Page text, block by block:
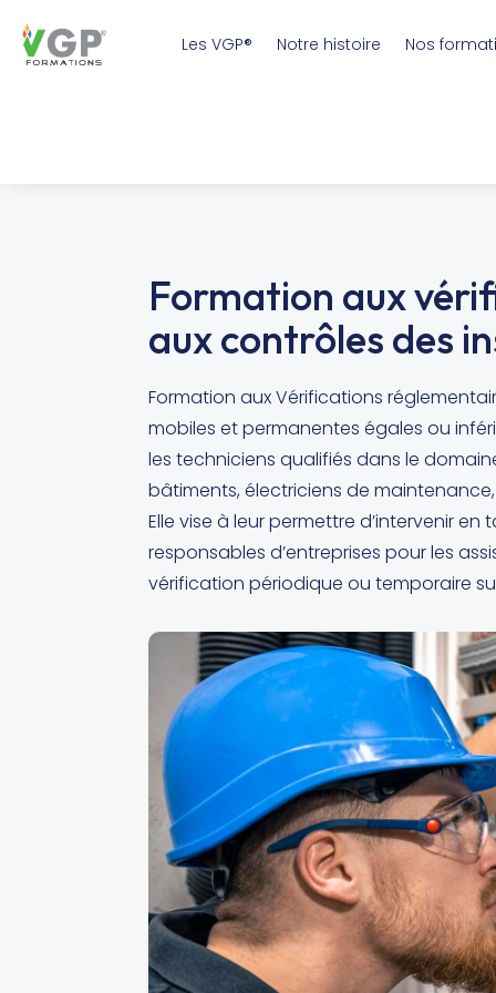
Les VGP® Notre histoire Nos
Formation aux
auxcontrôles des i
Formation aux Vérifications
mobiles et permanentes égales ou
les techniciens qualifiés dans le
bâtiments, électriciens de
Elle vise à leur permettre d’intervenir
responsables d’entreprises pour les
vérification périodique ou temporaire